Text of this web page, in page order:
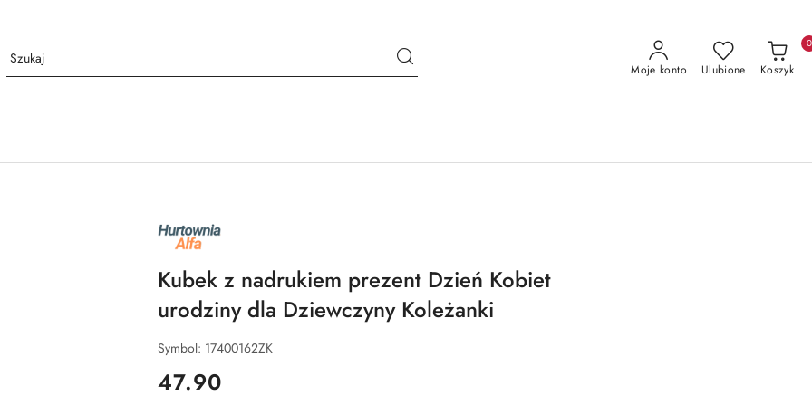
Moje konto Ulubione Koszyk
0
NAZWA
PRODUCENTA:
ALFA
Kubek z nadrukiem prezent Dzień Kobiet
urodziny dla Dziewczyny Koleżanki
Symbol: 17400162ZK
cena:
47.90